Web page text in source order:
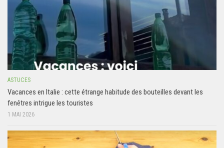
ASTUCES
Vacances en Italie : cette étrange habitude des bouteilles devant les
fenêtres intrigue les touristes
1 MAI 2026